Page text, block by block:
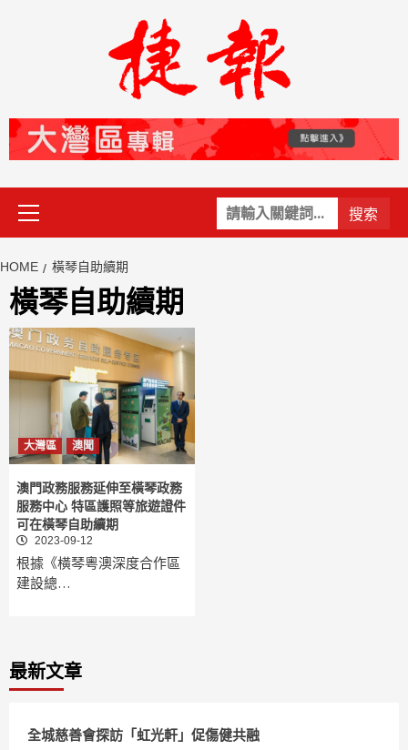
關
鍵
Primary
Menu
HOME 橫琴自助續期
橫琴自助續期
大灣區 澳聞
澳門政務服務延伸至橫琴政務
服務中心 特區護照等旅遊證件
可在橫琴自助續期
2023-09-12
根據《橫琴粵澳深度合作區
建設總…
最新文章
全城慈善會探訪「虹光軒」促傷健共融